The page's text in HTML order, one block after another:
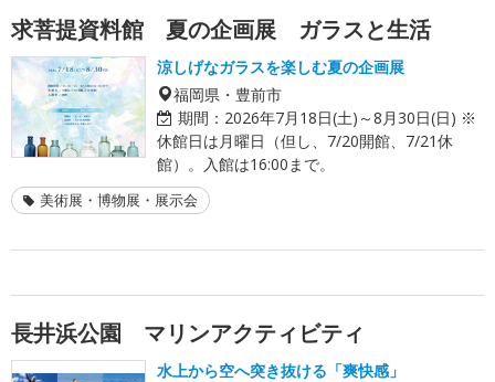
求菩提資料館 夏の企画展 ガラスと生活
涼しげなガラスを楽しむ夏の企画展
福岡県・豊前市
期間： 2026年7月18日(土)～8月30日(日) ※
休館日は月曜日（但し、7/20開館、7/21休
館）。入館は16:00まで。
美術展・博物展・展示会
長井浜公園 マリンアクティビティ
水上から空へ突き抜ける「爽快感」